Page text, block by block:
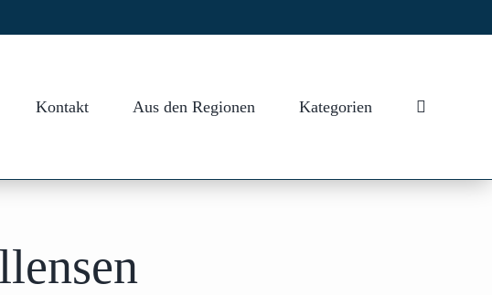
Kontakt Aus den Regionen Kategorien